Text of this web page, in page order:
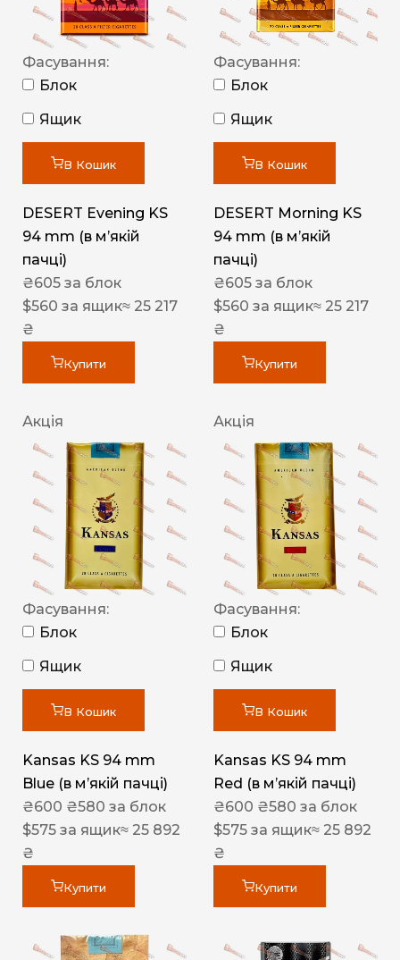
Фасування:
Блок
Ящик
В Кошик
DESERT Evening KS
94 mm (в мʼякій
пачці)
₴605 за блок
$560 за ящик≈ 25 217
₴
Купити
Фасування:
Блок
Ящик
В Кошик
DESERT Morning KS
94 mm (в мʼякій
пачці)
₴605 за блок
$560 за ящик≈ 25 217
₴
Купити
Акція
Фасування:
Блок
Ящик
В Кошик
Kansas KS 94 mm
Blue (в мʼякій пачці)
₴600 ₴580 за блок
$575 за ящик≈ 25 892
₴
Купити
Акція
Фасування:
Блок
Ящик
В Кошик
Kansas KS 94 mm
Red (в мʼякій пачці)
₴600 ₴580 за блок
$575 за ящик≈ 25 892
₴
Купити